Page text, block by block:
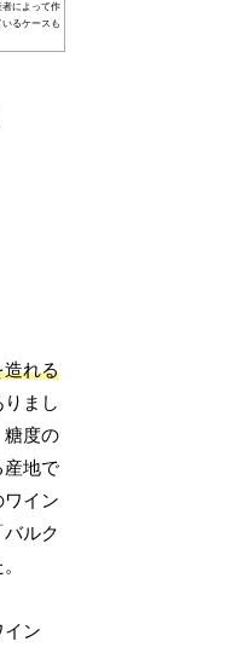
者によって作
るケースも
造れる
りまし
糖度の
産地で
ワイン
ルク
イン